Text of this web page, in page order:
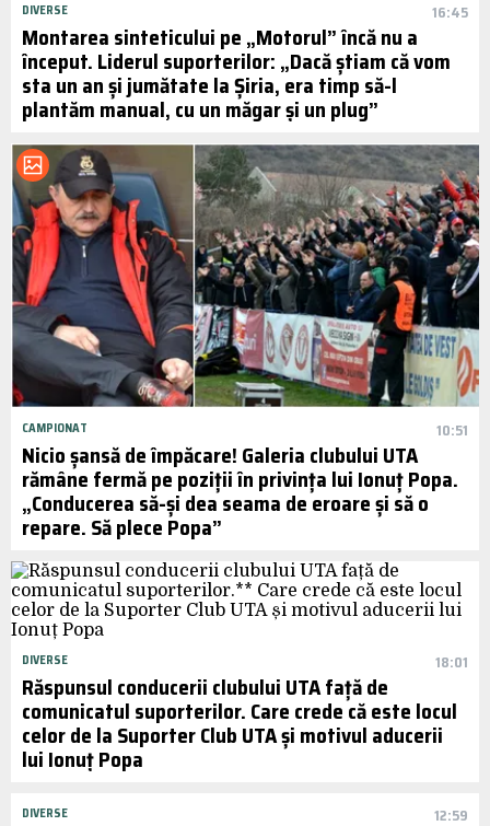
DIVERSE 16:45
Montarea sinteticului pe „Motorul” încă nu a
început. Liderul suporterilor: „Dacă știam că vom
sta un an și jumătate la Șiria, era timp să-l
plantăm manual, cu un măgar și un plug”
CAMPIONAT 10:51
Nicio șansă de împăcare! Galeria clubului UTA
rămâne fermă pe poziții în privința lui Ionuț Popa.
„Conducerea să-și dea seama de eroare și să o
repare. Să plece Popa”
DIVERSE 18:01
Răspunsul conducerii clubului UTA față de
comunicatul suporterilor. Care crede că este locul
celor de la Suporter Club UTA și motivul aducerii
lui Ionuț Popa
DIVERSE 12:59